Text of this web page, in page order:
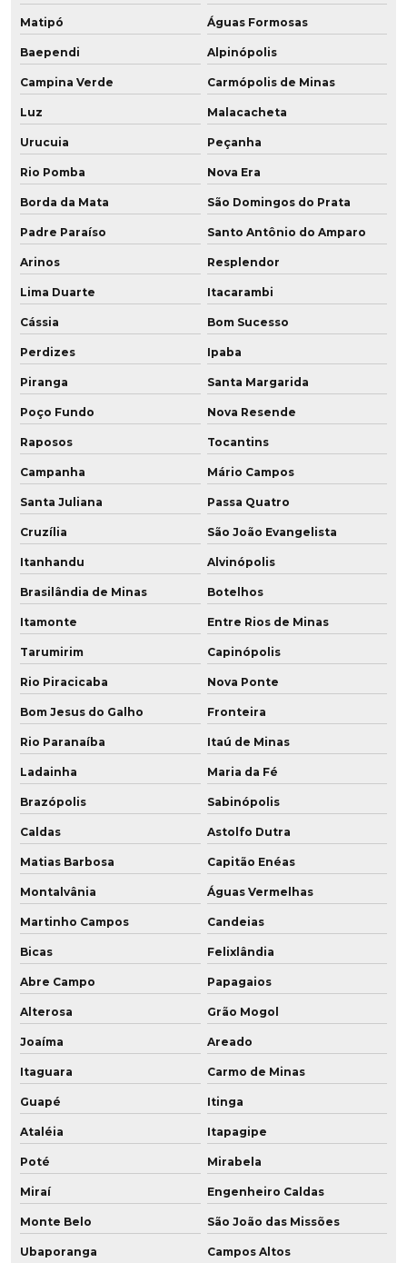
Roldana de poliuretano
Roldana em pu baixa dureza
Roldanas de pu
Roletes de poliuretano
Soluções em poliuretano
Tubo flexível poliuretano
Tubo poliuretano preço
Tubo pu vedação
Tubo revestido poliuretano
Tubos de aço revestidos em poliuretano
Tubulação revestida em poliuretano
Venda de chapa de poliuretano
Matipó Águas Formosas
Baependi Alpinópolis
Campina Verde Carmópolis de Minas
Luz Malacacheta
Urucuia Peçanha
Rio Pomba Nova Era
Borda da Mata São Domingos do Prata
Padre Paraíso Santo Antônio do Amparo
Arinos Resplendor
Lima Duarte Itacarambi
Cássia Bom Sucesso
Perdizes Ipaba
Piranga Santa Margarida
Poço Fundo Nova Resende
Raposos Tocantins
Campanha Mário Campos
Santa Juliana Passa Quatro
Cruzília São João Evangelista
Itanhandu Alvinópolis
Brasilândia de Minas Botelhos
Itamonte Entre Rios de Minas
Tarumirim Capinópolis
Rio Piracicaba Nova Ponte
Bom Jesus do Galho Fronteira
Rio Paranaíba Itaú de Minas
Ladainha Maria da Fé
Brazópolis Sabinópolis
Caldas Astolfo Dutra
Matias Barbosa Capitão Enéas
Montalvânia Águas Vermelhas
Martinho Campos Candeias
Bicas Felixlândia
Abre Campo Papagaios
Alterosa Grão Mogol
Joaíma Areado
Itaguara Carmo de Minas
Guapé Itinga
Ataléia Itapagipe
Poté Mirabela
Miraí Engenheiro Caldas
Monte Belo São João das Missões
Ubaporanga Campos Altos